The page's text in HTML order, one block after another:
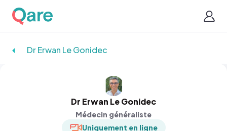
Dr Erwan Le Gonidec
Dr Erwan Le Gonidec
Médecin généraliste
Uniquement en ligne